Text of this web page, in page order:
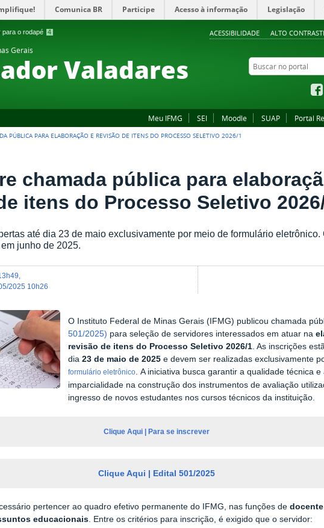
para o rodapé 4 ACESSIBILIDADE ALTO
Comunica BR Participe Acesso à informação Legislação
Gerais
Valadares Buscar no portal
Meu IFMG SEI Moodle SUAP Portal
PÚBLICA PARA ELABORAÇÃO E REVISÃO DE ITENS DO PROCESSO SELETIVO 2026/1
chamada pública para
itens do Processo Seletivo
até dia 23 de maio exclusivamente por meio de formulário eletrônico.
junho de 2025.
2025 10h26
O Instituto Federal de Minas Gerais (IFMG) publicou chamada
501/2025) para seleção de servidores interessados em atuar na
revisão de itens do Processo Seletivo 2026/1. As inscrições
dia 23 de maio de 2025e devem ser realizadas exclusivamente
formulário eletrônico. A iniciativa busca garantir a qualidade técnica e
imparcialidade na construção dos instrumentos de avaliação
ingresso de novos estudantes nos cursos técnicos da instituição.
Clique Aqui | Para se inscrever
Clique Aqui | Edital 501/2025
pertencer ao quadro efetivo permanente do IFMG, nas funções dedocente
educacionais. Entre os critérios para inscrição, é exigido que o servidor: